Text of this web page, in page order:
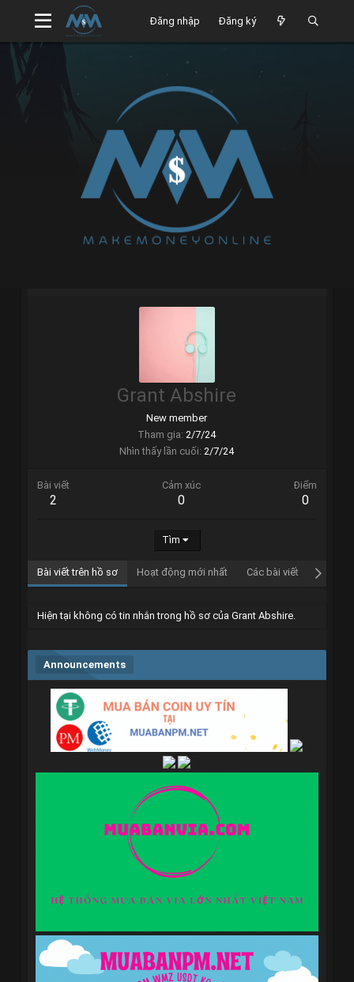
Đăng nhập Đăng ký
Grant Abshire
New member
Tham gia 2/7/24
Nhìn thấy lần cuối 2/7/24
Bài viết
2
Cảm xúc
0
Điểm
0
Tìm
Bài viết trên hồ sơ Hoạt động mới nhất Các bài viết Giới
Hiện tại không có tin nhắn trong hồ sơ của Grant Abshire.
Announcements